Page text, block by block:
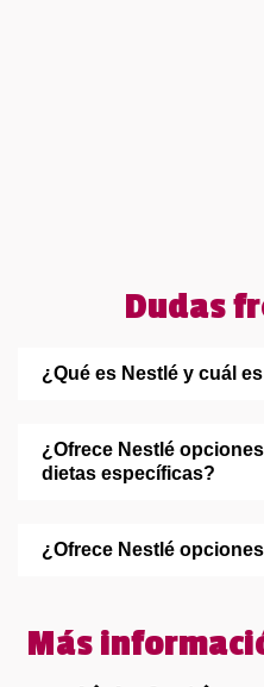
Dudas
¿Qué es Nestlé y cuál
¿Ofrece Nestlé
dietas específicas?
¿Ofrece Nestlé
Más